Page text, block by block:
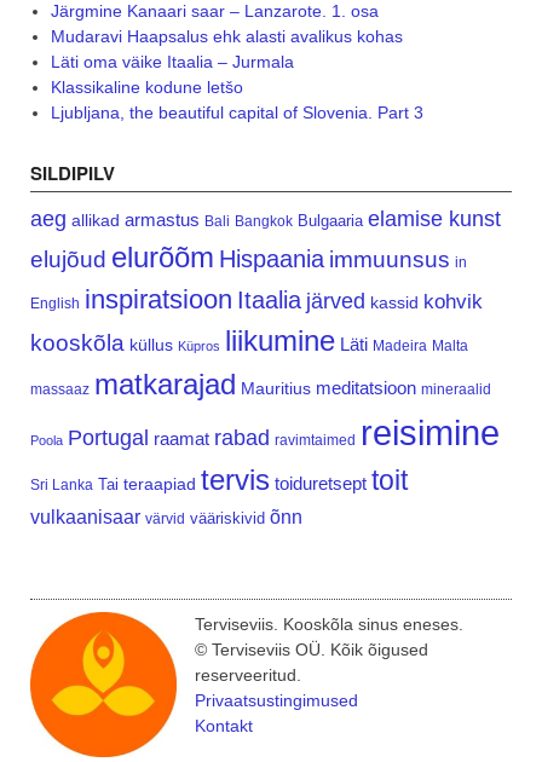
Järgmine Kanaari saar – Lanzarote. 1. osa
Mudaravi Haapsalus ehk alasti avalikus kohas
Läti oma väike Itaalia – Jurmala
Klassikaline kodune letšo
Ljubljana, the beautiful capital of Slovenia. Part 3
SILDIPILV
aeg allikad armastus Bali Bangkok Bulgaaria elamise kunst
elujõud elurõõm Hispaania immuunsus in
English inspiratsioon Itaalia järved kassid kohvik
kooskõla küllus Küpros liikumine Läti Madeira Malta
massaaz matkarajad Mauritius meditatsioon mineraalid
Poola Portugal raamat rabad ravimtaimed reisimine
Sri Lanka Tai teraapiad tervis toiduretsept toit
vulkaanisaar värvid vääriskivid õnn
Terviseviis. Kooskõla sinus eneses.
© Terviseviis OÜ. Kõik õigused
reserveeritud.
Privaatsustingimused
Kontakt